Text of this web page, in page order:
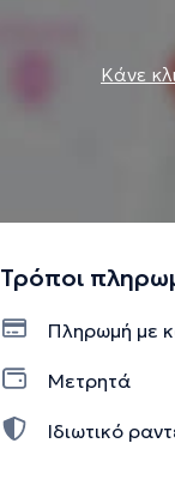
Κάνε
Τρόποι
Πληρωμή με
Μετρητά
Ιδιωτικό